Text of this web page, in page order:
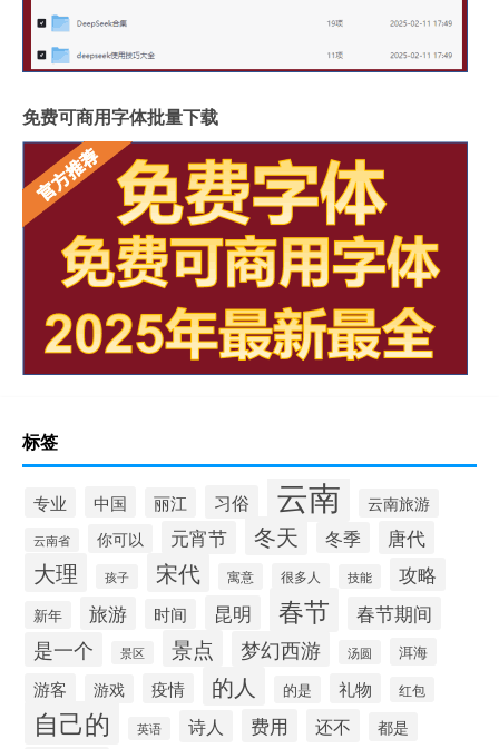
免费可商用字体批量下载
标签
专业 中国 丽江 习俗 云南 云南旅游
云南省 你可以 元宵节 冬天 冬季 唐代
大理 孩子 宋代 寓意 很多人 技能 攻略
新年 旅游 时间 昆明 春节 春节期间
是一个 景区 景点 梦幻西游 汤圆 洱海
游客 游戏 疫情 的人 的是 礼物 红包
自己的 英语 诗人 费用 还不 都是